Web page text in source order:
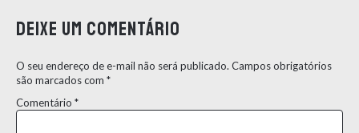
Deixe um comentário
O seu endereço de e-mail não será publicado. Campos obrigatórios
são marcados com *
Comentário *